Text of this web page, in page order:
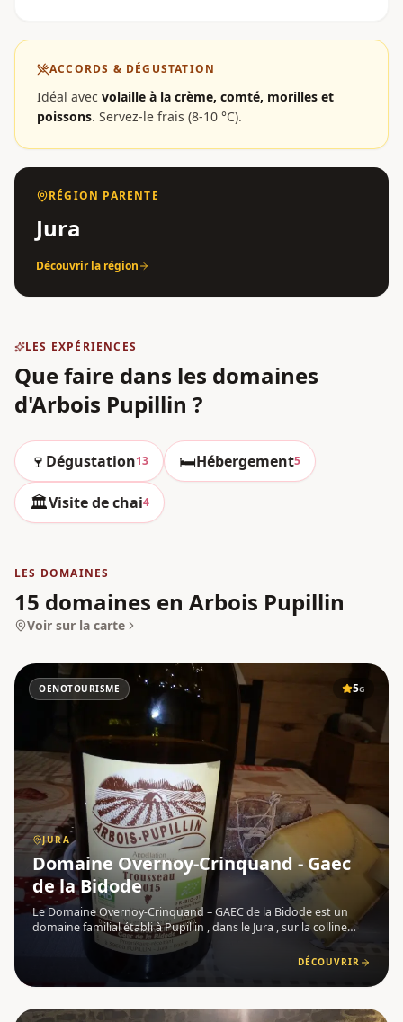
ACCORDS & DÉGUSTATION
Idéal avec volaille à la crème, comté, morilles et
poissons. Servez-le frais (8-10 °C).
RÉGION PARENTE
Jura
Découvrir la région
LES EXPÉRIENCES
Que faire dans les domaines
d'Arbois Pupillin ?
🍷 Dégustation13 🛏️Hébergement5
🏛️Visite de chai4
LES DOMAINES
15 domaines en Arbois Pupillin
Voir sur la carte
OENOTOURISME 5G
JURA
Domaine Overnoy-Crinquand - Gaec
de la Bidode
Le Domaine Overnoy-Crinquand – GAEC de la Bidode est un
domaine familial établi à Pupillin , dans le Jura , sur la colline
d'Arbois. Transmis de père en fils sur plusieurs générations, il
incarne une viticulture ancrée dans la tradition, av
DÉCOUVRIR